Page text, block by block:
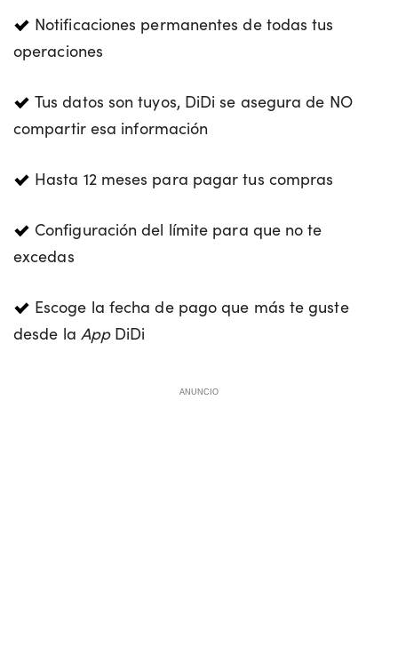
Notificaciones permanentes de todas tus
operaciones
Tus datos son tuyos, DiDi se asegura de NO
compartir esa información
Hasta 12 meses para pagar tus compras
Configuración del límite para que no te
excedas
Escoge la fecha de pago que más te guste
desde la AppDiDi
ANUNCIO